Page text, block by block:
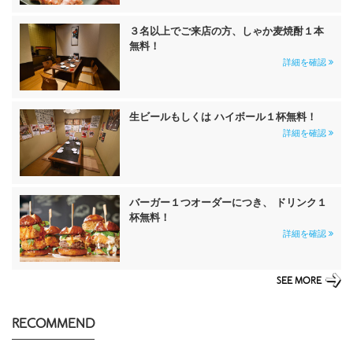
３名以上でご来店の方、しゃか麦焼酎１本
無料！
詳細を確認
生ビールもしくは ハイボール１杯無料！
詳細を確認
バーガー１つオーダーにつき、 ドリンク１
杯無料！
詳細を確認
SEE MORE
RECOMMEND